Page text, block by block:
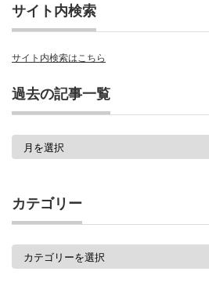
サイト内検索
サイト内検索はこちら
過去の記事一覧
一
覧
カテゴリー